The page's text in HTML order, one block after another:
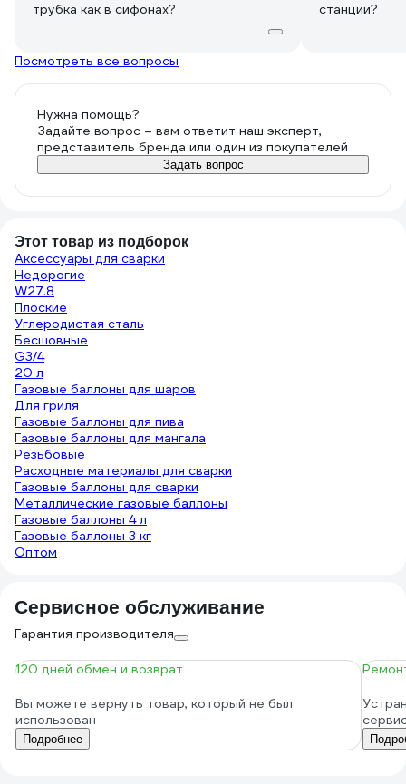
станции?
Посмотреть все вопросы
Нужна помощь?
Задайте вопрос – вам ответит наш эксперт,
представитель бренда или один из покупателей
Задать вопрос
Этот товар из подборок
Аксессуары для сварки
Недорогие
W27.8
Плоские
Углеродистая сталь
Бесшовные
G3/4
20 л
Газовые баллоны для шаров
Для гриля
Газовые баллоны для пива
Газовые баллоны для мангала
Резьбовые
Расходные материалы для сварки
Газовые баллоны для сварки
Металлические газовые баллоны
Газовые баллоны 4 л
Газовые баллоны 3 кг
Оптом
Сервисное обслуживание
Гарантия производителя
120 дней обмен и возврат
Вы можете вернуть товар, который не был
использован
Подробнее